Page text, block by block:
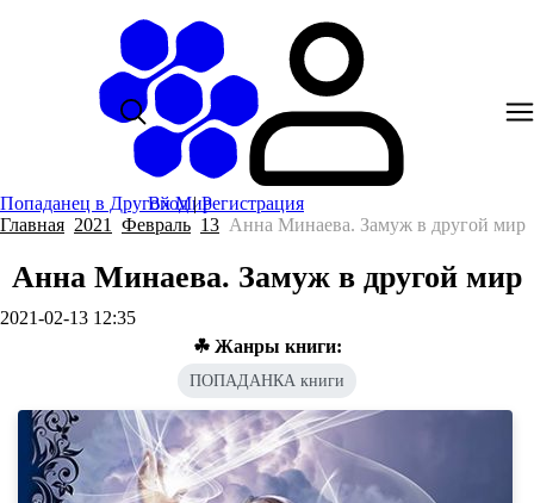
Попаданец в Другой Мир
Вход|Регистрация
Главная 2021 Февраль 13 Анна Минаева. Замуж в другой мир
Анна Минаева. Замуж в другой мир
2021-02-13 12:35
☘ Жанры книги:
ПОПАДАНКА книги